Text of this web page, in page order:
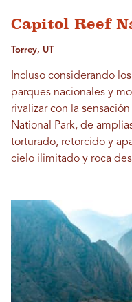
Capitol Reef
Torrey, UT
Incluso considerando
parques nacionales y
rivalizar con la
National Park, de
torturado, retorcido y
cielo ilimitado y roca